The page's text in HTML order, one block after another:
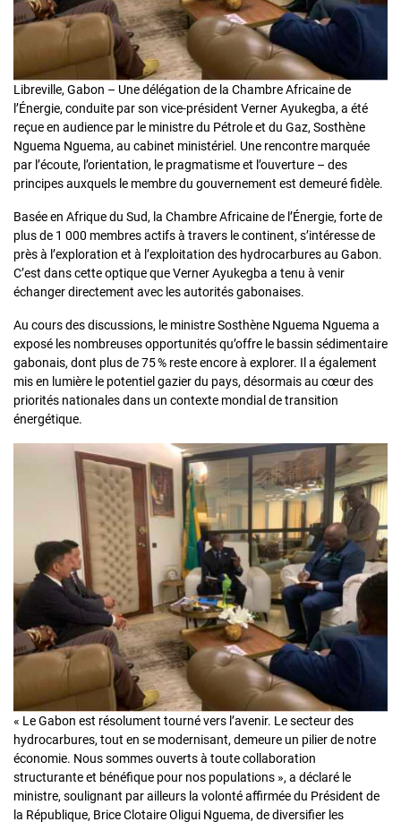
Libreville, Gabon – Une délégation de la Chambre Africaine de
l’Énergie, conduite par son vice-président Verner Ayukegba, a été
reçue en audience par le ministre du Pétrole et du Gaz, Sosthène
Nguema Nguema, au cabinet ministériel. Une rencontre marquée
par l’écoute, l’orientation, le pragmatisme et l’ouverture – des
principes auxquels le membre du gouvernement est demeuré fidèle.
Basée en Afrique du Sud, la Chambre Africaine de l’Énergie, forte de
plus de 1 000 membres actifs à travers le continent, s’intéresse de
près à l’exploration et à l’exploitation des hydrocarbures au Gabon.
C’est dans cette optique que Verner Ayukegba a tenu à venir
échanger directement avec les autorités gabonaises.
Au cours des discussions, le ministre Sosthène Nguema Nguema a
exposé les nombreuses opportunités qu’offre le bassin sédimentaire
gabonais, dont plus de 75 % reste encore à explorer. Il a également
mis en lumière le potentiel gazier du pays, désormais au cœur des
priorités nationales dans un contexte mondial de transition
énergétique.
« Le Gabon est résolument tourné vers l’avenir. Le secteur des
hydrocarbures, tout en se modernisant, demeure un pilier de notre
économie. Nous sommes ouverts à toute collaboration
structurante et bénéfique pour nos populations », a déclaré le
ministre, soulignant par ailleurs la volonté affirmée du Président de
la République, Brice Clotaire Oligui Nguema, de diversifier les